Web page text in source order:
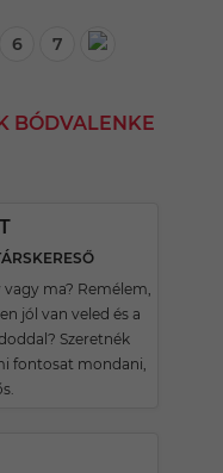
6 7
BÓDVALENKE
vagy ma? Remélem,
jól van veled és a
Szeretnék
fontosat mondani,